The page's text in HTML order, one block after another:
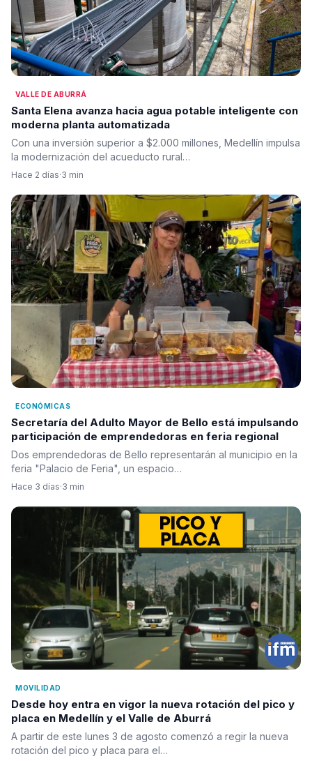
VALLE DE ABURRÁ
Santa Elena avanza hacia agua potable inteligente con
moderna planta automatizada
Con una inversión superior a $2.000 millones, Medellín impulsa
la modernización del acueducto rural…
Hace 2 días·3 min
ECONÓMICAS
Secretaría del Adulto Mayor de Bello está impulsando
participación de emprendedoras en feria regional
Dos emprendedoras de Bello representarán al municipio en la
feria "Palacio de Feria", un espacio…
Hace 3 días·3 min
MOVILIDAD
Desde hoy entra en vigor la nueva rotación del pico y
placa en Medellín y el Valle de Aburrá
A partir de este lunes 3 de agosto comenzó a regir la nueva
rotación del pico y placa para el…